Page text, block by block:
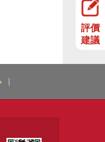
評價
建議